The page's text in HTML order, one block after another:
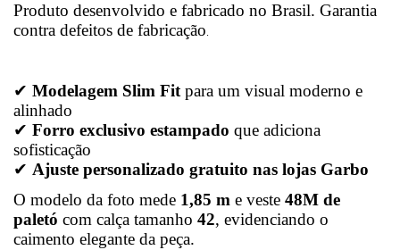
Produto desenvolvido e fabricado no Brasil. Garantia
contra defeitos de fabricação.
✔ Modelagem Slim Fitpara um visual moderno e
alinhado
✔ Forro exclusivo estampado que adiciona
sofisticação
✔ Ajuste personalizado gratuito nas lojas Garbo
O modelo da foto mede 1,85 m e veste 48M de
paletó com calça tamanho 42, evidenciando o
caimento elegante da peça.